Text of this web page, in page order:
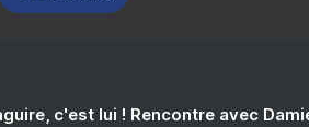
c'est lui ! Rencontre avec